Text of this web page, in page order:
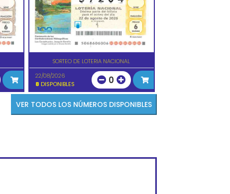
SORTEO DE LOTERIA NACIONAL
22/08/2026
8 DISPONIBLES 0
VER TODOS LOS NÚMEROS DISPONIBLES